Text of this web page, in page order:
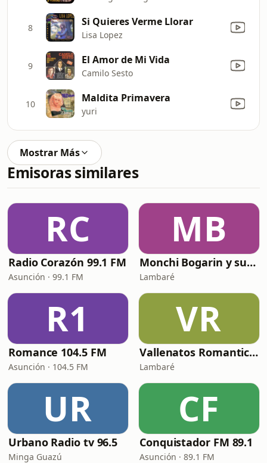
8 Si Quieres Verme Llorar
Lisa Lopez
9 El Amor de Mi Vida
Camilo Sesto
10 Maldita Primavera
yuri
Mostrar Más
Emisoras similares
RC
Radio Corazón 99.1 FM
Asunción · 99.1 FM
MB
Monchi Bogarin y su repertorio musical
Lambaré
R1
Romance 104.5 FM
Asunción · 104.5 FM
VR
Vallenatos Romanticos con Monchi Bogarin Radio
Lambaré
UR
Urbano Radio tv 96.5
Minga Guazú
CF
Conquistador FM 89.1
Asunción · 89.1 FM